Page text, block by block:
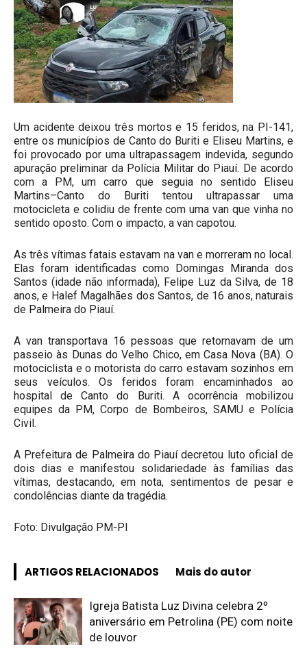
Um acidente deixou três mortos e 15 feridos, na PI-141,
entre os municípios de Canto do Buriti e Eliseu Martins, e
foi provocado por uma ultrapassagem indevida, segundo
apuração preliminar da Polícia Militar do Piauí. De acordo
com a PM, um carro que seguia no sentido Eliseu
Martins–Canto do Buriti tentou ultrapassar uma
motocicleta e colidiu de frente com uma van que vinha no
sentido oposto. Com o impacto, a van capotou.
As três vítimas fatais estavam na van e morreram no local.
Elas foram identificadas como Domingas Miranda dos
Santos (idade não informada), Felipe Luz da Silva, de 18
anos, e Halef Magalhães dos Santos, de 16 anos, naturais
de Palmeira do Piauí.
A van transportava 16 pessoas que retornavam de um
passeio às Dunas do Velho Chico, em Casa Nova (BA). O
motociclista e o motorista do carro estavam sozinhos em
seus veículos. Os feridos foram encaminhados ao
hospital de Canto do Buriti. A ocorrência mobilizou
equipes da PM, Corpo de Bombeiros, SAMU e Polícia
Civil.
A Prefeitura de Palmeira do Piauí decretou luto oficial de
dois dias e manifestou solidariedade às famílias das
vítimas, destacando, em nota, sentimentos de pesar e
condolências diante da tragédia.
Foto: Divulgação PM-PI
ARTIGOS RELACIONADOS Mais do autor
Igreja Batista Luz Divina celebra 2º
aniversário em Petrolina (PE) com noite
de louvor